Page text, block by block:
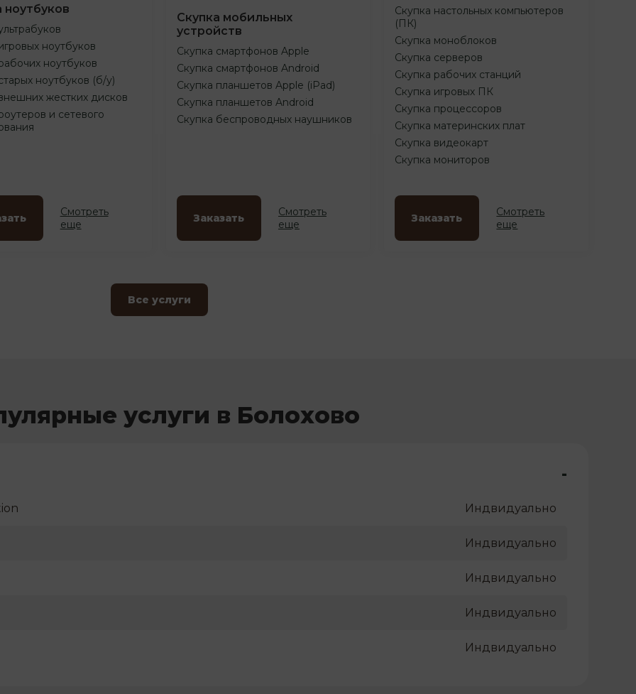
ноутбуков
ноутбуков
ноутбуков
ноутбуков (б/у)
жестких дисков
и сетевого
Смотреть
еще
Скупка мобильных
устройств
Скупка смартфонов Apple
Скупка смартфонов Android
Скупка планшетов Apple (iPad)
Скупка планшетов Android
Скупка беспроводных наушников
Заказать
Смотреть
еще
Скупка настольных компьютеров
(ПК)
Скупка моноблоков
Скупка серверов
Скупка рабочих станций
Скупка игровых ПК
Скупка процессоров
Скупка материнских плат
Скупка видеокарт
Скупка мониторов
Заказать
Смотреть
еще
Все услуги
услуги в Болохово
-
Индвидуально
Индвидуально
Индвидуально
Индвидуально
Индвидуально